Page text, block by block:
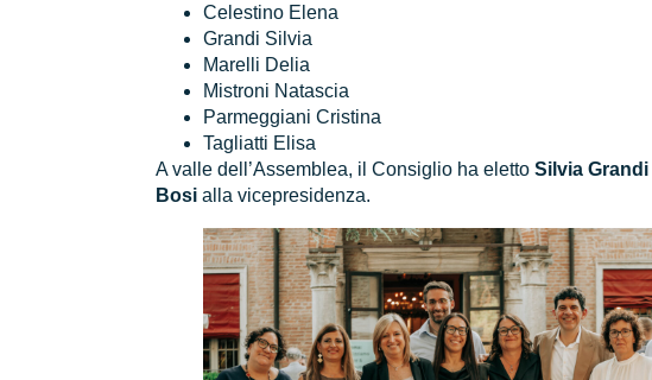
Celestino Elena
Grandi Silvia
Marelli Delia
Mistroni Natascia
Parmeggiani Cristina
Tagliatti Elisa
A valle dell’Assemblea, il Consiglio ha elettoSilvia Grandi
Bosi alla vicepresidenza.